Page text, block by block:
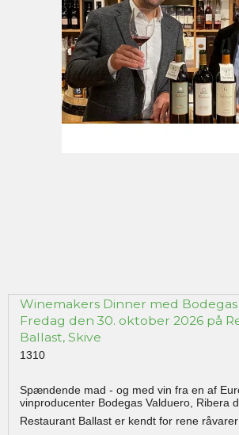
Winemakers Dinner med
Fredag den 30. oktober 2026 på
Ballast, Skive
1310
Spændende mad - og med vin fra en af
vinproducenter Bodegas Valduero, Ribera
Restaurant Ballast er kendt for rene